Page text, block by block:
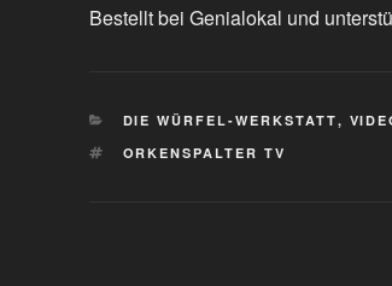
Bestellt bei Genialokal und
KATEGORIEN
DIE WÜRFEL-WERKSTATT,
SCHLAGWÖRTER
ORKENSPALTER TV